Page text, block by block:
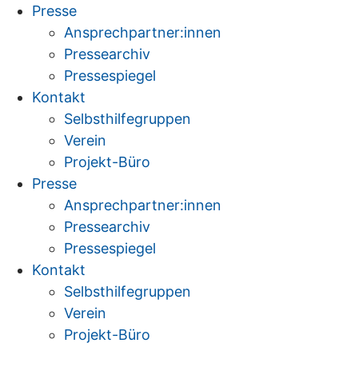
Zum
springen
Presse
Ansprechpartner:innen
Pressearchiv
Pressespiegel
Kontakt
Selbsthilfegruppen
Verein
Projekt-Büro
Presse
Ansprechpartner:innen
Pressearchiv
Pressespiegel
Kontakt
Selbsthilfegruppen
Verein
Projekt-Büro